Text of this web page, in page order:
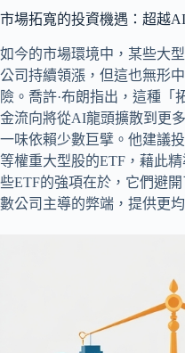
市場拓寬的投資機遇：超越
如今的市場環境中，某些大
公司持續領漲，但這也無形
險。喬許·布朗指出，這種「
金流向將從AI龍頭擴散到更
一味依賴少數巨擘。他建議
等權重大型股的ETF，藉此
些ETF的強項在於，它們避
數公司主導的弊端，提供更